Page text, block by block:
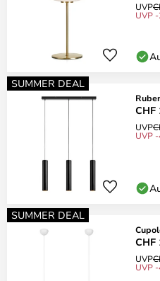
UVP
UVP
SUMMER DEAL
CHF
UVP
UVP
SUMMER DEAL
CHF
UVP
UVP